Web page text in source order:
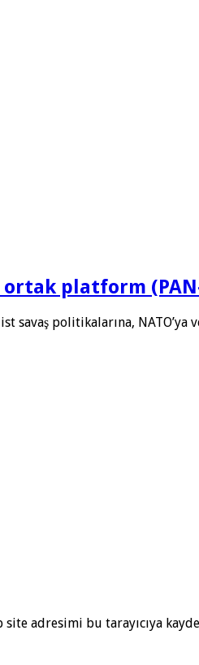
ortak platform
savaş politikalarına, NATO’ya
adresimi bu tarayıcıya